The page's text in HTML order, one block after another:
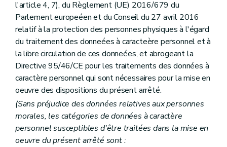
l'article 4, 7), du Règlement (UE) 2016/679 du
Parlement europeéen et du Conseil du 27 avril 2016
relatif à la protection des personnes physiques à l'égard
du traitement des donneées à caracteère personnel et à
la libre circulation de ces donneées, et abrogeant la
Directive 95/46/CE pour les traitements des données à
caractère personnel qui sont nécessaires pour la mise en
oeuvre des dispositions du présent arrêté.
(Sans préjudice des données relatives aux personnes
morales, les catégories de données à caractère
personnel susceptibles d'être traitées dans la mise en
oeuvre du présent arrêté sont :